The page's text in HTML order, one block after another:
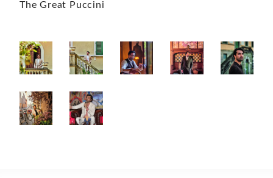
The Great Puccini